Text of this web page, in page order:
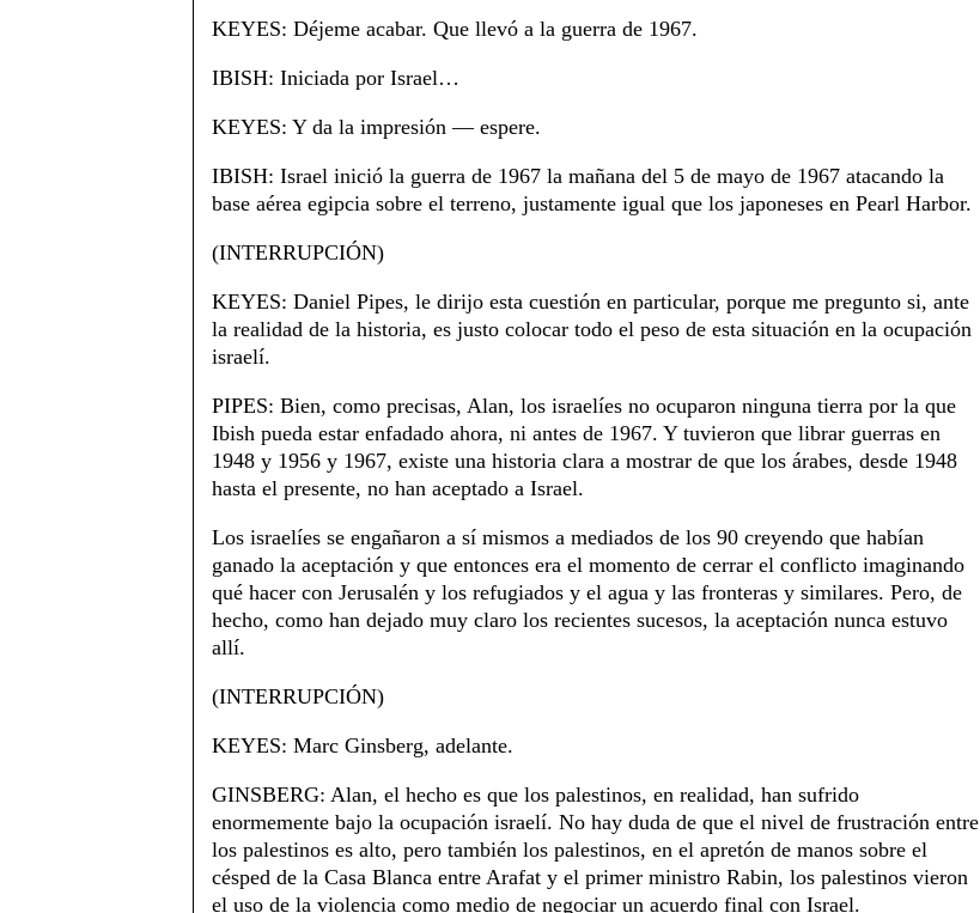
KEYES: Déjeme acabar. Que llevó a la guerra de 1967.
IBISH: Iniciada por Israel…
KEYES: Y da la impresión — espere.
IBISH: Israel inició la guerra de 1967 la mañana del 5 de mayo de 1967 atacando la
base aérea egipcia sobre el terreno, justamente igual que los japoneses en Pearl Harbor.
(INTERRUPCIÓN)
KEYES: Daniel Pipes, le dirijo esta cuestión en particular, porque me pregunto si, ante
la realidad de la historia, es justo colocar todo el peso de esta situación en la ocupación
israelí.
PIPES: Bien, como precisas, Alan, los israelíes no ocuparon ninguna tierra por la que
Ibish pueda estar enfadado ahora, ni antes de 1967. Y tuvieron que librar guerras en
1948 y 1956 y 1967, existe una historia clara a mostrar de que los árabes, desde 1948
hasta el presente, no han aceptado a Israel.
Los israelíes se engañaron a sí mismos a mediados de los 90 creyendo que habían
ganado la aceptación y que entonces era el momento de cerrar el conflicto imaginando
qué hacer con Jerusalén y los refugiados y el agua y las fronteras y similares. Pero, de
hecho, como han dejado muy claro los recientes sucesos, la aceptación nunca estuvo
allí.
(INTERRUPCIÓN)
KEYES: Marc Ginsberg, adelante.
GINSBERG: Alan, el hecho es que los palestinos, en realidad, han sufrido
enormemente bajo la ocupación israelí. No hay duda de que el nivel de frustración entre
los palestinos es alto, pero también los palestinos, en el apretón de manos sobre el
césped de la Casa Blanca entre Arafat y el primer ministro Rabin, los palestinos vieron
el uso de la violencia como medio de negociar un acuerdo final con Israel.